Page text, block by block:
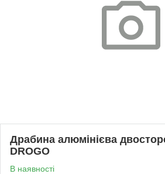
Драбина алюмінієва
DROGO
В наявності